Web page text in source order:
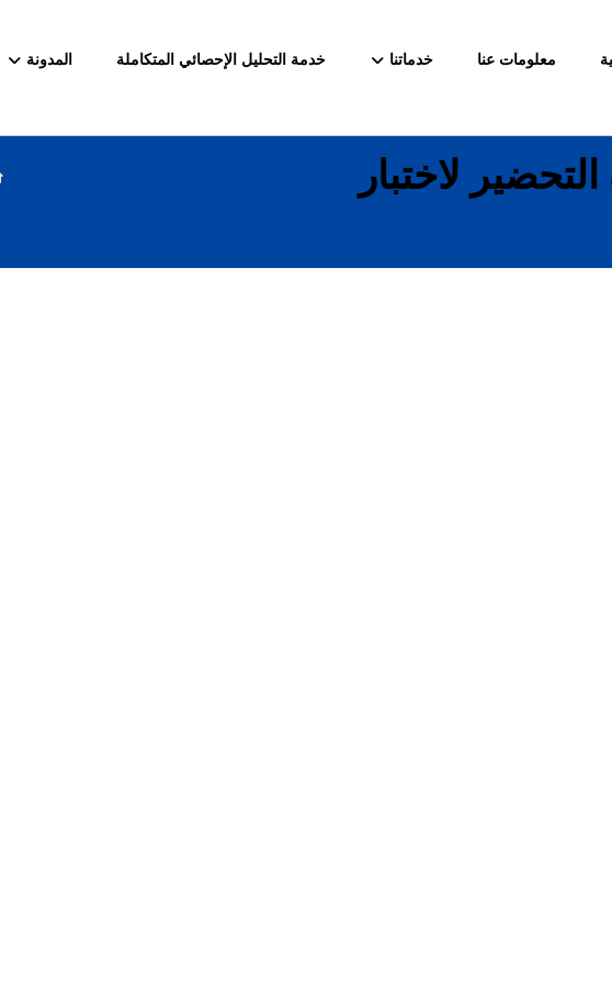
معلومات عنا خدماتنا خدمة التحليل الإحصائي المتكاملة المدونة
لاختبار